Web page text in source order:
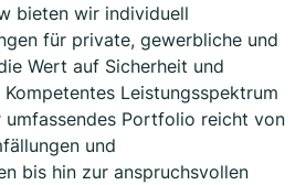
bieten wir individuell
für private, gewerbliche und
Wert auf Sicherheit und
Leistungsspektrum
umfassendes Portfolio reicht von
und
bis hin zur anspruchsvollen